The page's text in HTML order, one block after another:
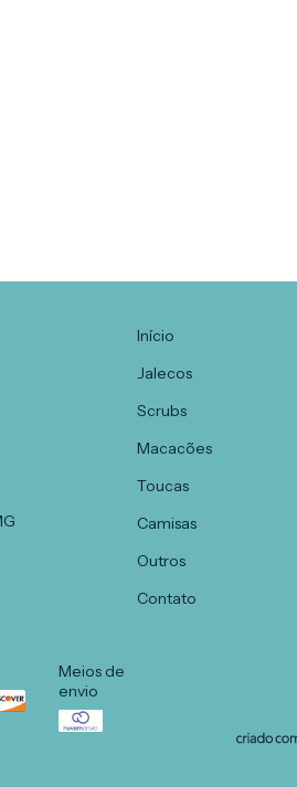
Início
Jalecos
Scrubs
Macacões
Toucas
Camisas
Outros
Contato
Meios de
envio